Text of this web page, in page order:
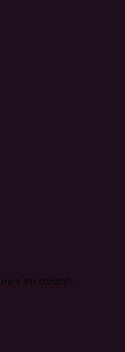
en avant-